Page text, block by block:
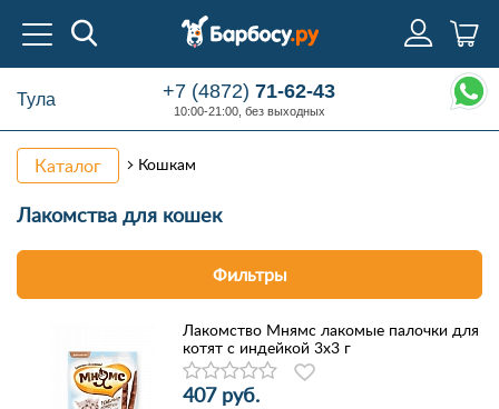
Тула +7 (4872)71-62-43
10:00-21:00, без выходных
Каталог Кошкам
Лакомства для кошек
Фильтры
Лакомство Мнямс лакомые палочки для
котят с индейкой 3x3 г
407 руб.